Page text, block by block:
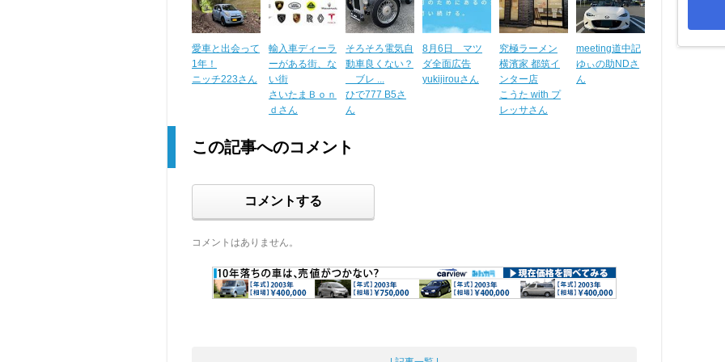
愛車と出会って
1年！
ニッチ223さん
輸入車ディーラ
ーがある街、な
い街
さいたまＢｏｎ
ｄさん
そろそろ電気自
動車良くない？
ブレ ...
ひで777 B5さ
ん
8月6日 マツ
ダ全面広告
yukijirouさん
究極ラーメン
横濱家 都筑イ
ンター店
こうた with プ
レッサさん
meeting道中記
ゆぃの助NDさ
ん
この記事へのコメント
コメントする
コメントはありません。